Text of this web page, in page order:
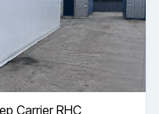
Carrier RHC